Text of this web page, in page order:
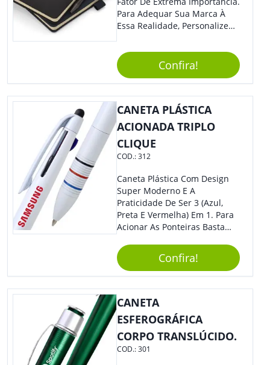
Para Adequar Sua Marca À
Essa Realidade, Personalize
Anotações Com Post-It E
Caneta. Elaborado A Partir De
Material Reciclado, O Brinde
Também É Prático, Tornando-
Se Assim Excelente Para Uso
Cotidiano. Perfeito, Não É?!
Confira!
CANETA PLÁSTICA
ACIONADA TRIPLO
CLIQUE
COD.:312
Caneta Plástica Com Design
Super Moderno E A
Praticidade De Ser 3 (Azul,
Preta E Vermelha) Em 1. Para
Acionar As Ponteiras Basta
Baixo.
Confira!
CANETA
ESFEROGRÁFICA
CORPO TRANSLÚCIDO.
COD.:301